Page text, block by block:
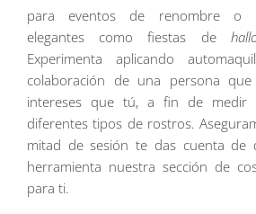
para eventos de renombre o
elegantes como fiestas de
Experimenta aplicando
colaboración de una persona
intereses que tú, a fin de medir
diferentes tipos de rostros.
mitad de sesión te das cuenta de
herramienta nuestra sección de
para ti.